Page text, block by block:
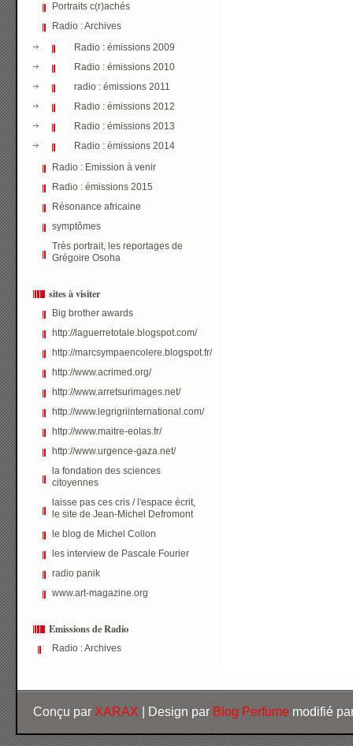
Portraits c(r)achés
Radio : Archives
Radio : émissions 2009
Radio : émissions 2010
radio : émissions 2011
Radio : émissions 2012
Radio : émissions 2013
Radio : émissions 2014
Radio : Emission à venir
Radio : émissions 2015
Résonance africaine
symptômes
Très portrait, les reportages de
Grégoire Osoha
sites à visiter
Big brother awards
http://laguerretotale.blogspot.com/
http://marcsympaencolere.blogspot.fr/
http://www.acrimed.org/
http://www.arretsurimages.net/
http://www.legrigriinternational.com/
http://www.maitre-eolas.fr/
http://www.urgence-gaza.net/
la fondation des sciences
citoyennes
laisse pas ces cris / l'espace écrit,
le site de Jean-Michel Defromont
le blog de Michel Collon
les interview de Pascale Fourier
radio panik
www.art-magazine.org
Emissions de Radio
Radio : Archives
Conçu par XARAX | Design par Blog Perfume modifié